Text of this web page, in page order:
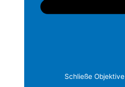
Schließe Objektive